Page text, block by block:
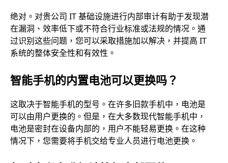
绝对。对贵公司 IT 基础设施进行内部审计有助于发现潜
在漏洞、效率低下或不符合行业标准或法规的情况。通
过识别这些问题，您可以采取措施加以解决，并提高 IT
系统的整体安全性和有效性。
智能手机的内置电池可以更换吗？
这取决于智能手机的型号。在许多旧款手机中，电池是
可以由用户更换的。但是，在大多数现代智能手机中，
电池是密封在设备内部的，用户不能轻易更换。在这种
情况下，您需要将手机交给专业人员进行电池更换。